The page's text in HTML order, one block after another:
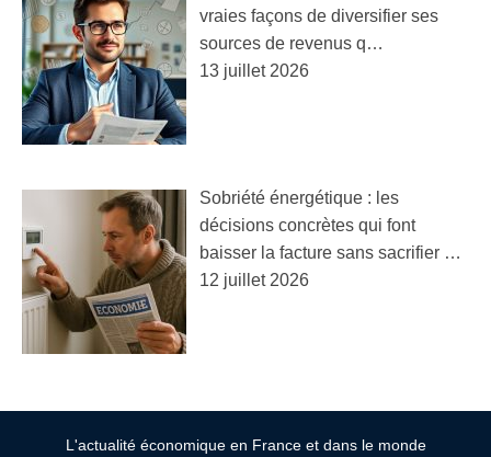
vraies façons de diversifier ses
sources de revenus q…
13 juillet 2026
Sobriété énergétique : les
décisions concrètes qui font
baisser la facture sans sacrifier …
12 juillet 2026
L'actualité économique en France et dans le monde